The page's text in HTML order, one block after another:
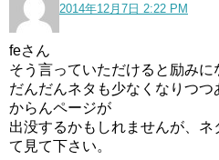
2014年12月7日 2:22 PM
feさん
そう言っていただけると励みに
だんだんネタも少なくなりつ
からんページが
出没するかもしれませんが、
て見て下さい。